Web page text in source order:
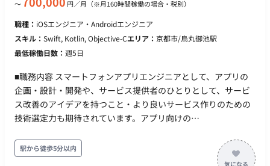
（Google Cloud / Azure）や、他メンバーのメンタリングとい
った業務に取り組むことも可能です。 【応募資格（必須）】 ・
生成AI（外部API等）を組み込んだWebアプリケーションにおけ
ーマンス最適化（非同期処理・レスポンス改善等）、および運
用・改善の一連の経験 ・生成AI、音声処理、自然言語処理領域
における各社の最新APIやマネージドサービスの情報を日常的に
収集・技術検証し、システム要件に合わせて最適な技術を選
定・バックエンドに実装することで顧客の課題解決を推進した
経験
〜 円／月 （※月160時間稼働の場合・税別）
職種： iOSエンジニア・Androidエンジニア
スキル： Swift, Kotlin, Objective-Cエリア： 京都市/烏丸御池駅
最低稼働日数： 週5日
■職務内容 スマートフォンアプリエンジニアとして、アプリの
企画・設計・開発や、サービス提供者のひとりとして、サービ
ス改善のアイデアを持つこと・より良いサービス作りのための
技術選定力も期待されています。アプリ向けの
スや互換性について合意を取りながら開発を進めています。 ■
主な内容 アプリ開発全般：アプリの企画・設計・開発業務（新
駅から徒歩5分以内